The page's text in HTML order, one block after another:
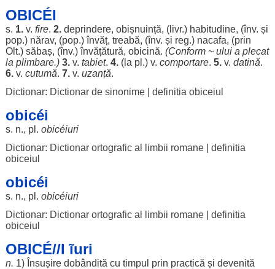
OBICÉI
s. 1.v. fire. 2. deprindere, obișnuință, (livr.) habitudine, (înv. și
pop.) nărav, (pop.)învăț, treabă, (înv. și reg.) nacafa, (prin
Olt.) săbaș, (înv.)învățătură, obicină. (Conform~ uluia plecat
la plimbare.) 3.v. tabiet. 4.(la pl.) v. comportare. 5.v. datină.
6.v. cutumă. 7.v. uzanță.
Dictionar: Dictionar de sinonime| definitia obiceiul
obicéi
s. n., pl. obicéiuri
Dictionar: Dictionar ortografic al limbii romane| definitia
obiceiul
obicéi
s. n., pl. obicéiuri
Dictionar: Dictionar ortografic al limbii romane| definitia
obiceiul
OBICÉ//I ĩuri
n. 1) Însușire dobândită cu timpul prin practică și devenită